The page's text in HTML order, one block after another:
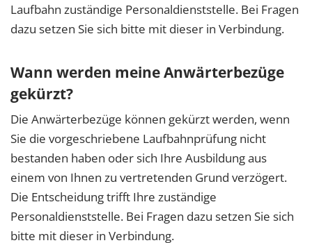
Laufbahn zuständige Personaldienststelle. Bei Fragen
dazu setzen Sie sich bitte mit dieser in Verbindung.
Wann werden meine Anwärterbezüge
gekürzt?
Die Anwärterbezüge können gekürzt werden, wenn
Sie die vorgeschriebene Laufbahnprüfung nicht
bestanden haben oder sich Ihre Ausbildung aus
einem von Ihnen zu vertretenden Grund verzögert.
Die Entscheidung trifft Ihre zuständige
Personaldienststelle. Bei Fragen dazu setzen Sie sich
bitte mit dieser in Verbindung.